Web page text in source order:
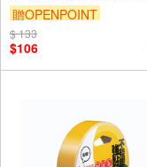
型號DFS3)
贈OPENPOINT
$ 133
$106